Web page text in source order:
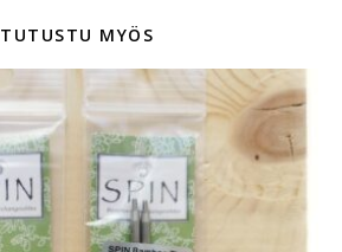
TUTUSTU MYÖS